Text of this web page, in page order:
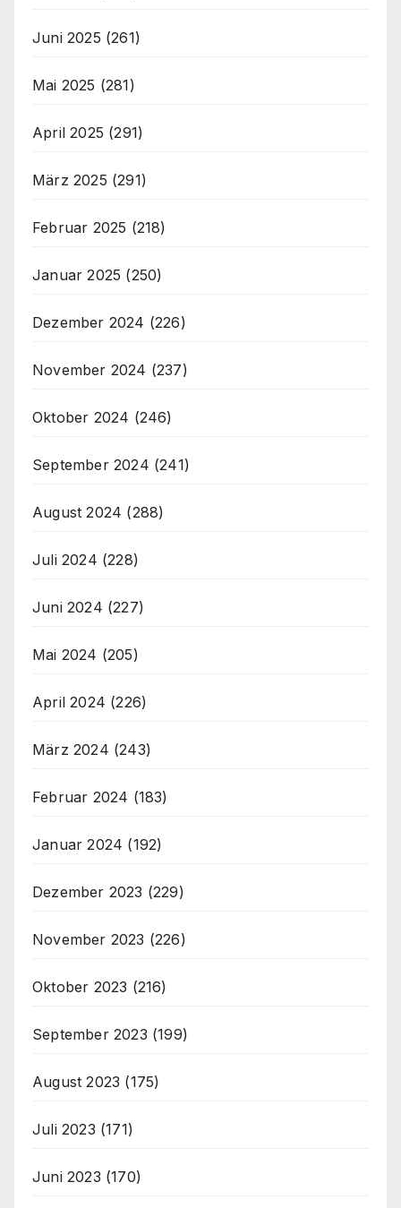
Juni 2025 (261)
Mai 2025 (281)
April 2025 (291)
März 2025 (291)
Februar 2025 (218)
Januar 2025 (250)
Dezember 2024 (226)
November 2024 (237)
Oktober 2024 (246)
September 2024 (241)
August 2024 (288)
Juli 2024 (228)
Juni 2024 (227)
Mai 2024 (205)
April 2024 (226)
März 2024 (243)
Februar 2024 (183)
Januar 2024 (192)
Dezember 2023 (229)
November 2023 (226)
Oktober 2023 (216)
September 2023 (199)
August 2023 (175)
Juli 2023 (171)
Juni 2023 (170)